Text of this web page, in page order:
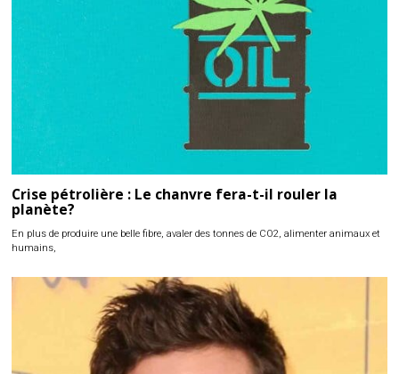
Crise pétrolière : Le chanvre fera-t-il rouler la
planète?
En plus de produire une belle fibre, avaler des tonnes de CO2, alimenter animaux et
humains,